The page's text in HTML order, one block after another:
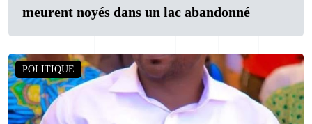
meurent noyés dans un lac abandonné
POLITIQUE